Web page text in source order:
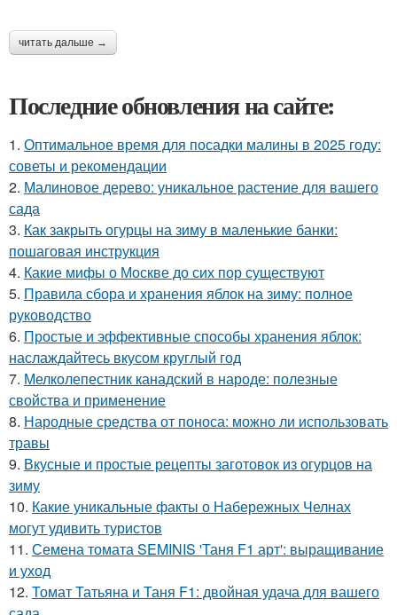
читать дальше →
Последние обновления на сайте:
1. Оптимальное время для посадки малины в 2025 году:
советы и рекомендации
2. Малиновое дерево: уникальное растение для вашего
сада
3. Как закрыть огурцы на зиму в маленькие банки:
пошаговая инструкция
4. Какие мифы о Москве до сих пор существуют
5. Правила сбора и хранения яблок на зиму: полное
руководство
6. Простые и эффективные способы хранения яблок:
наслаждайтесь вкусом круглый год
7. Мелколепестник канадский в народе: полезные
свойства и применение
8. Народные средства от поноса: можно ли использовать
травы
9. Вкусные и простые рецепты заготовок из огурцов на
зиму
10. Какие уникальные факты о Набережных Челнах
могут удивить туристов
11. Семена томата SEMINIS 'Таня F1 арт': выращивание
и уход
12. Томат Татьяна и Таня F1: двойная удача для вашего